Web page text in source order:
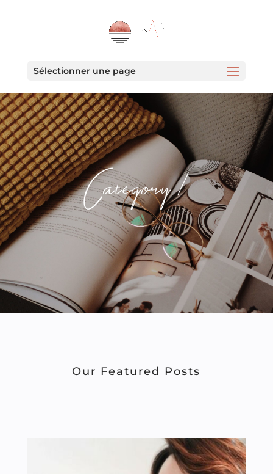
Sélectionner une page
Category 1
Our Featured Posts